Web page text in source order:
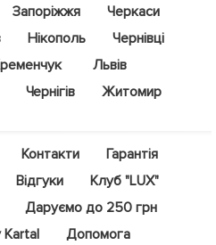
Запоріжжя
Черкаси
Нікополь
Чернівці
Львів
Чернігів Житомир
Контакти
Гарантія
Відгуки
Клуб "LUX"
Даруємо до 250 грн
Kartal
Допомога